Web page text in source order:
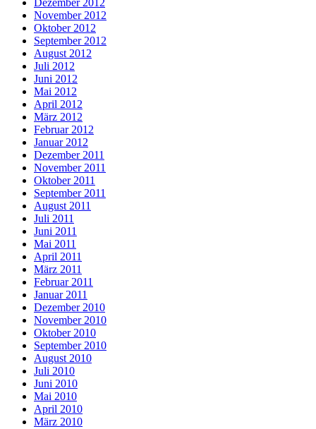
Dezember 2012
November 2012
Oktober 2012
September 2012
August 2012
Juli 2012
Juni 2012
Mai 2012
April 2012
März 2012
Februar 2012
Januar 2012
Dezember 2011
November 2011
Oktober 2011
September 2011
August 2011
Juli 2011
Juni 2011
Mai 2011
April 2011
März 2011
Februar 2011
Januar 2011
Dezember 2010
November 2010
Oktober 2010
September 2010
August 2010
Juli 2010
Juni 2010
Mai 2010
April 2010
März 2010